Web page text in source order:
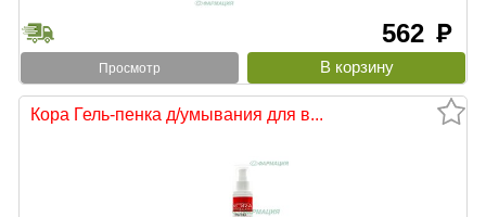
562 руб
Просмотр
Кора Гель-пенка д/умывания для в...